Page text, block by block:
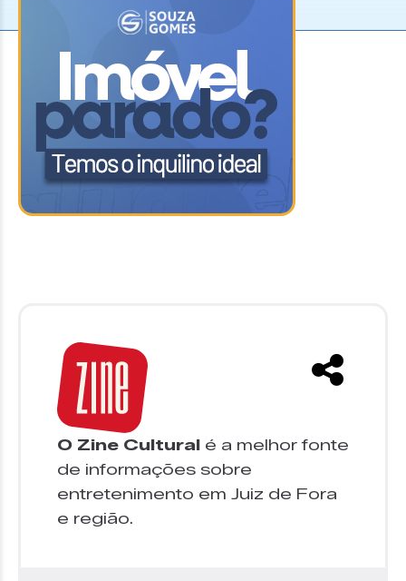
O Zine Cultural é a melhor fonte
de informações sobre
entretenimento em Juiz de Fora
e região.